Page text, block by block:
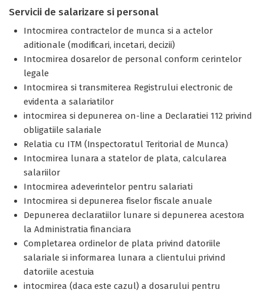
Servicii de salarizare si personal
Intocmirea contractelor de munca si a actelor
aditionale (modificari, incetari, decizii)
Intocmirea dosarelor de personal conform cerintelor
legale
Intocmirea si transmiterea Registrului electronic de
evidenta a salariatilor
intocmirea si depunerea on-line a Declaratiei 112 privind
obligatiile salariale
Relatia cu ITM (Inspectoratul Teritorial de Munca)
Intocmirea lunara a statelor de plata, calcularea
salariilor
Intocmirea adeverintelor pentru salariati
Intocmirea si depunerea fiselor fiscale anuale
Depunerea declaratiilor lunare si depunerea acestora
la Administratia financiara
Completarea ordinelor de plata privind datoriile
salariale si informarea lunara a clientului privind
datoriile acestuia
intocmirea (daca este cazul) a dosarului pentru